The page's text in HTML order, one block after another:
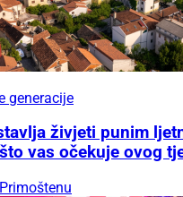
generacije
živjeti punim
vas očekuje ovog